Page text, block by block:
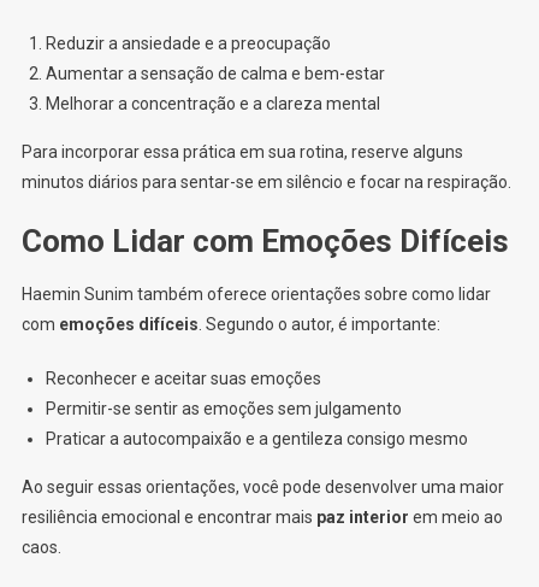
Reduzir a ansiedade e a preocupação
Aumentar a sensação de calma e bem-estar
Melhorar a concentração e a clareza mental
Para incorporar essa prática em sua rotina, reserve alguns
minutos diários para sentar-se em silêncio e focar na respiração.
Como Lidar com Emoções Difíceis
Haemin Sunim também oferece orientações sobre como lidar
com emoções difíceis . Segundo o autor, é importante:
Reconhecer e aceitar suas emoções
Permitir-se sentir as emoções sem julgamento
Praticar a autocompaixão e a gentileza consigo mesmo
Ao seguir essas orientações, você pode desenvolver uma maior
resiliência emocional e encontrar mais paz interior em meio ao
caos.